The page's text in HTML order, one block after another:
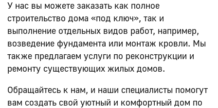
У нас вы можете заказать как полное
строительство дома «под ключ», так и
выполнение отдельных видов работ, например,
возведение фундамента или монтаж кровли. Мы
также предлагаем услуги по реконструкции и
ремонту существующих жилых домов.
Обращайтесь к нам, и наши специалисты помогут
вам создать свой уютный и комфортный дом по